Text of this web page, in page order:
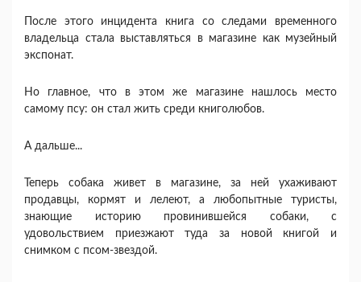
После этого инцидента книга со следами временного
владельца стала выставляться в магазине как музейный
экспонат.
Но главное, что в этом же магазине нашлось место
самому псу: он стал жить среди книголюбов.
А дальше...
Теперь собака живет в магазине, за ней ухаживают
продавцы, кормят и лелеют, а любопытные туристы,
знающие историю провинившейся собаки, с
удовольствием приезжают туда за новой книгой и
снимком с псом-звездой.